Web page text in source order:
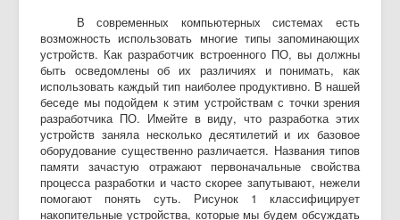
В современных компьютерных системах есть
возможность использовать многие типы запоминающих
устройств. Как разработчик встроенного ПО, вы должны
быть осведомлены об их различиях и понимать, как
использовать каждый тип наиболее продуктивно. В нашей
беседе мы подойдем к этим устройствам с точки зрения
разработчика ПО. Имейте в виду, что разработка этих
устройств заняла несколько десятилетий и их базовое
оборудование существенно различается. Названия типов
памяти зачастую отражают первоначальные свойства
процесса разработки и часто скорее запутывают, нежели
помогают понять суть. Рисунок 1 классифицирует
накопительные устройства, которые мы будем обсуждать